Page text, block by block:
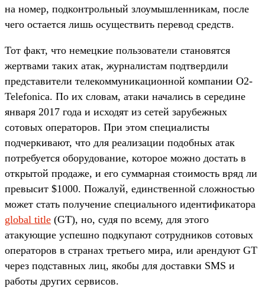
на номер, подконтрольный злоумышленникам, после
чего остается лишь осуществить перевод средств.
Тот факт, что немецкие пользователи становятся
жертвами таких атак, журналистам подтвердили
представители телекоммуникационной компании O2-
Telefonica. По их словам, атаки начались в середине
января 2017 года и исходят из сетей зарубежных
сотовых операторов. При этом специалисты
подчеркивают, что для реализации подобных атак
потребуется оборудование, которое можно достать в
открытой продаже, и его суммарная стоимость вряд ли
превысит $1000. Пожалуй, единственной сложностью
может стать получение специального идентификатора
global title (GT), но, судя по всему, для этого
атакующие успешно подкупают сотрудников сотовых
операторов в странах третьего мира, или арендуют GT
через подставных лиц, якобы для доставки SMS и
работы других сервисов.